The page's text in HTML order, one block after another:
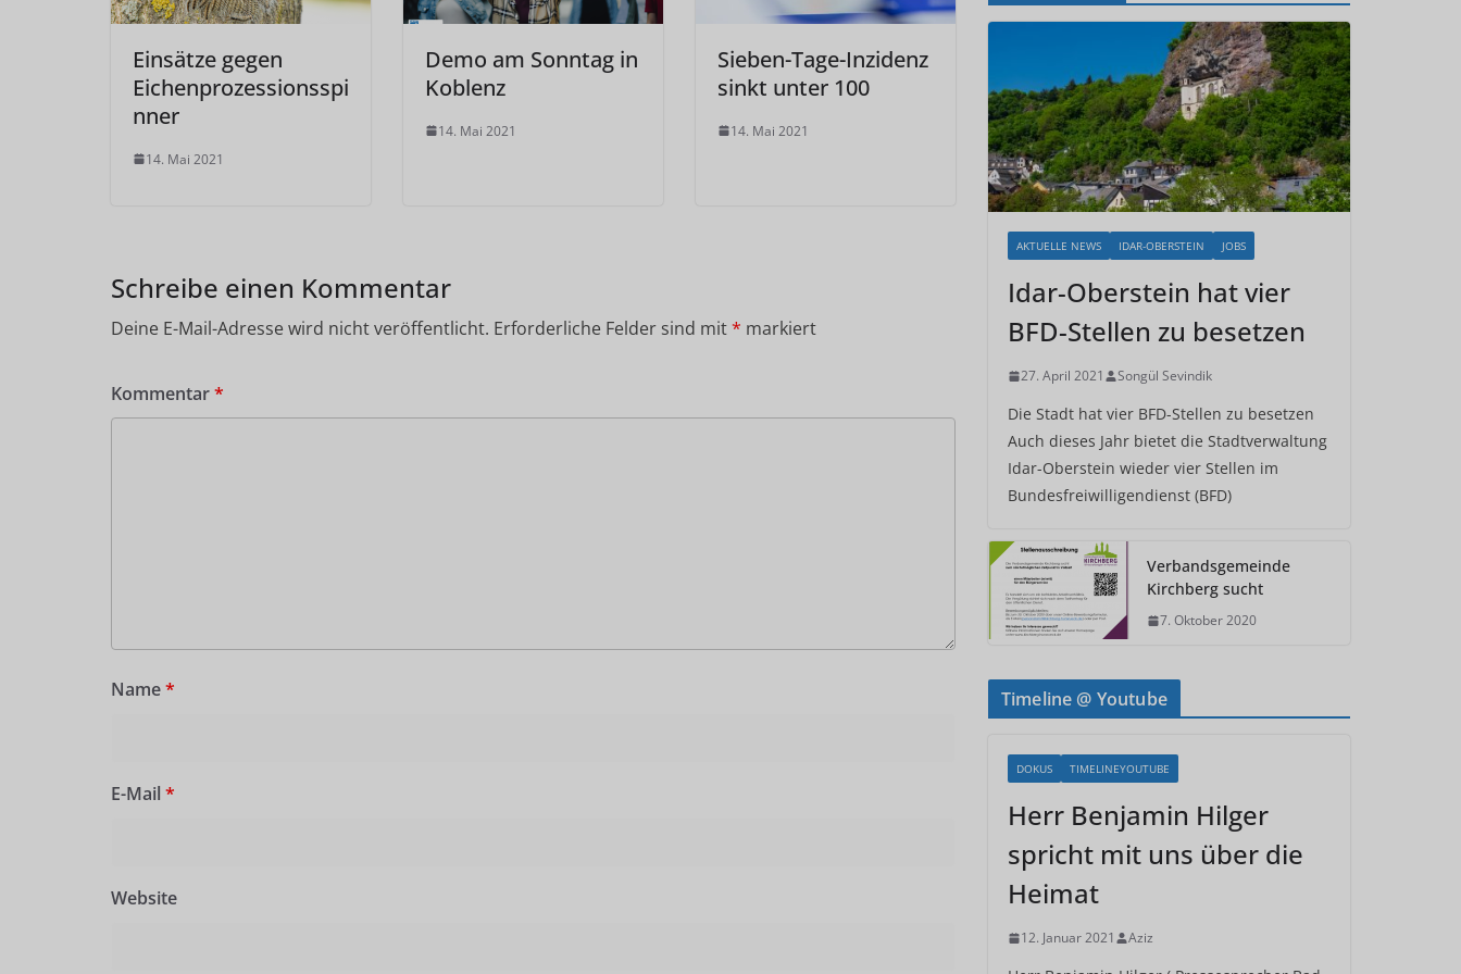
Einsätze gegen
Eichenprozessionsspi
nner
14. Mai 2021
Demo am Sonntag in
Koblenz
14. Mai 2021
Sieben-Tage-Inzidenz
sinkt unter 100
14. Mai 2021
Schreibe einen Kommentar
Deine E-Mail-Adresse wird nicht veröffentlicht. Erforderliche Felder sind mit* markiert
Kommentar*
Name*
E-Mail *
Website
AKTUELLE NEWS IDAR-OBERSTEIN JOBS
Idar-Oberstein hat vier
BFD-Stellen zu besetzen
27. April 2021 Songül Sevindik
Die Stadt hat vier BFD-Stellen zu besetzen
Auch dieses Jahr bietet die Stadtverwaltung
Idar-Oberstein wieder vier Stellen im
Bundesfreiwilligendienst (BFD)
Verbandsgemeinde
Kirchberg sucht
7. Oktober 2020
Timeline @ Youtube
DOKUS TIMELINEYOUTUBE
Herr Benjamin Hilger
spricht mit uns über die
Heimat
12. Januar 2021 Aziz